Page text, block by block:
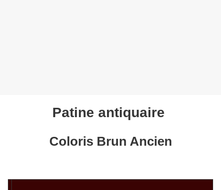
Patine antiquaire
Coloris Brun Ancien